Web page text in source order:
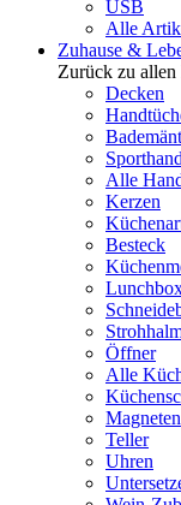
USB
Alle
Zuhause &
Zurück zu allen
Decken
Alle
Kerzen
Besteck
Öffner
Alle
Magneten
Teller
Uhren